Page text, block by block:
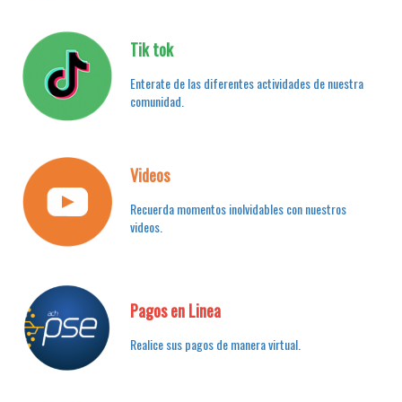
Tik tok
Enterate de las diferentes actividades de nuestra
comunidad.
Videos
Recuerda momentos inolvidables con nuestros
videos.
Pagos en Linea
Realice sus pagos de manera virtual.